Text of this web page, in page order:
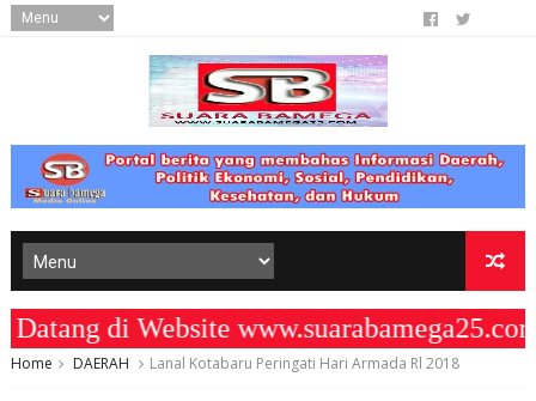
di Website www.suarabamega25.com "
Home DAERAH Lanal Kotabaru Peringati Hari Armada Rl 2018